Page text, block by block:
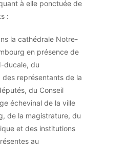
à elle ponctuée de
:
la cathédrale Notre-
en présence de
ducale, du
représentants de la
du Conseil
échevinal de la ville
de la magistrature, du
et des institutions
au